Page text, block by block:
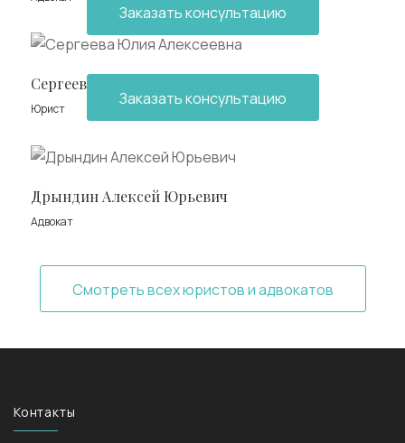
Сергеева Юлия Алексеевна
Юрист
Заказать консультацию
Дрындин Алексей Юрьевич
Адвокат
Заказать консультацию
Смотреть всех юристов и адвокатов
Контакты